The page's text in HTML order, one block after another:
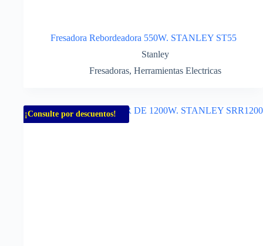
Fresadora Rebordeadora 550W. STANLEY ST55
Stanley
Fresadoras, Herramientas Electricas
¡Consulte por descuentos!